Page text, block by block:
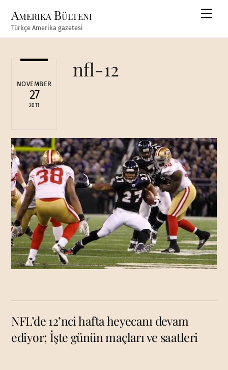
content
Amerika Bülteni
Türkçe Amerika gazetesi
NOVEMBER
27
2011
nfl-12
NFL’de 12’nci hafta heyecanı devam
ediyor; İşte günün maçları ve saatleri